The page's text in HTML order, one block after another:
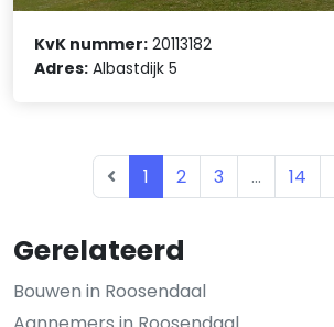
Gerelateerd
Bouwen in Roosendaal
KvK nummer: 20113182
Adres: Albastdijk 5
1 2 3 ... 14